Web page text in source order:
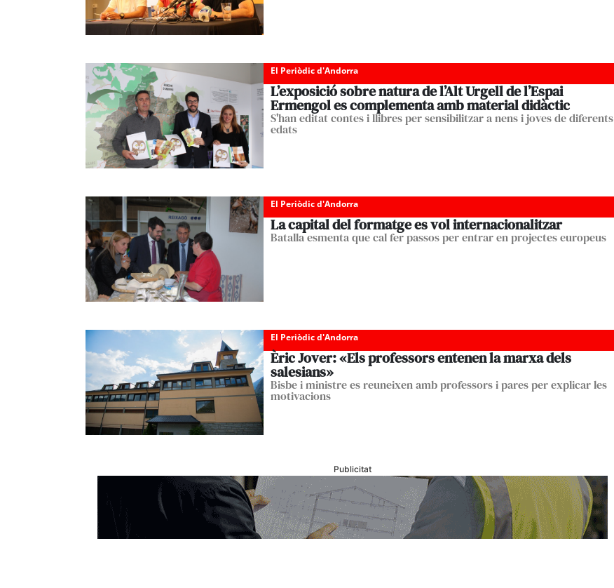
El Periòdic d'Andorra
L’exposició sobre natura de l’Alt Urgell de l’Espai
Ermengol es complementa amb material didàctic
S'han editat contes i llibres per sensibilitzar a nens i joves de diferents
edats
El Periòdic d'Andorra
La capital del formatge es vol internacionalitzar
Batalla esmenta que cal fer passos per entrar en projectes europeus
El Periòdic d'Andorra
Èric Jover: «Els professors entenen la marxa dels
salesians»
Bisbe i ministre es reuneixen amb professors i pares per explicar les
motivacions
Publicitat